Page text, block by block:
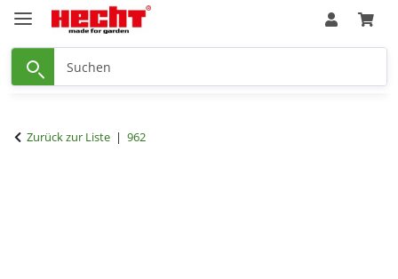
Zurück zur Liste 962